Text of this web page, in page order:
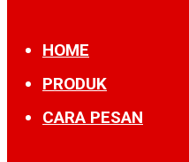
HOME
PRODUK
CARA PESAN